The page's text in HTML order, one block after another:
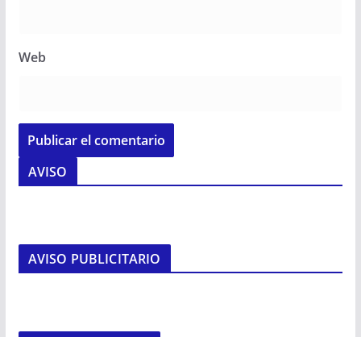
Web
AVISO
AVISO PUBLICITARIO